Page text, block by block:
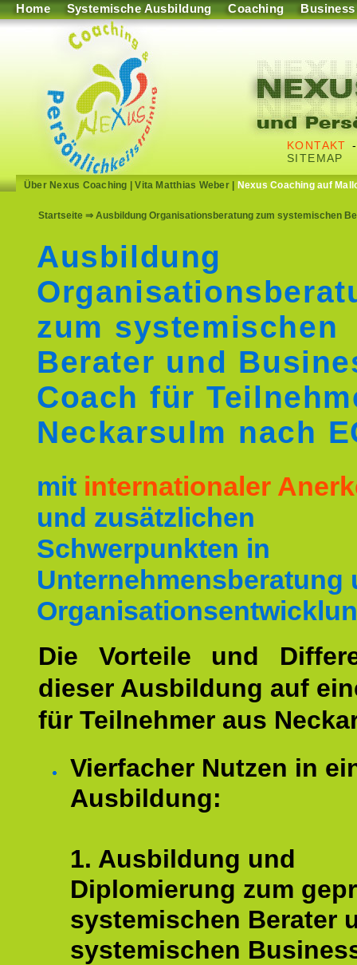
Home Systemische Ausbildung Coaching Business
KONTAKT
SITEMAP
Über Nexus Coaching |Vita Matthias Weber| Nexus Coaching auf
Startseite ⇒ Ausbildung Organisationsberatung zum systemischen
Ausbildung
zum systemischen
Berater und
Coach für
Neckarsulm nach
mit internationaler
und zusätzlichen
Schwerpunkten in
Unternehmensberatung
Die Vorteile und
dieser Ausbildung auf
für Teilnehmer aus
Vierfacher Nutzen in
Ausbildung:
1. Ausbildung und
Diplomierung zum
systemischen Berater
systemischen